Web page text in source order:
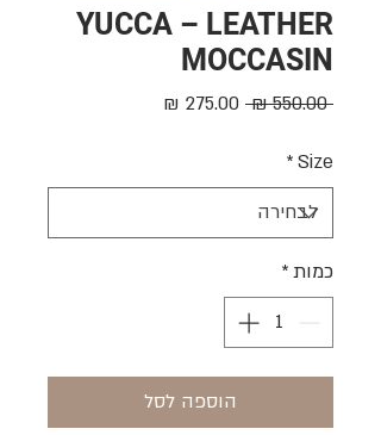
YUCCA – LEATHER
MOCCASIN
‏550.00 ‏₪
מחיר
Size
*
כמות*
הוספה לסל